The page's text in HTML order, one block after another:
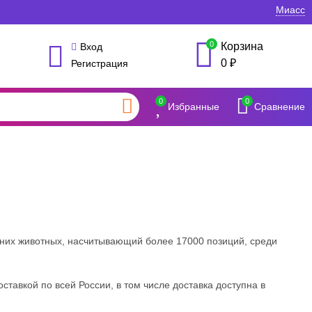
Миасс
Вход
Регистрация
0
Корзина
0₽
0 Избранные 0 Сравнение
животных, насчитывающий более 17000 позиций, среди
по всей России, в том числе доставка доступна в